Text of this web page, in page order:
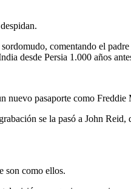
comentando el
desde Persia 1.000 años
nuevo pasaporte como Freddie
se la pasó a John
son como ellos.